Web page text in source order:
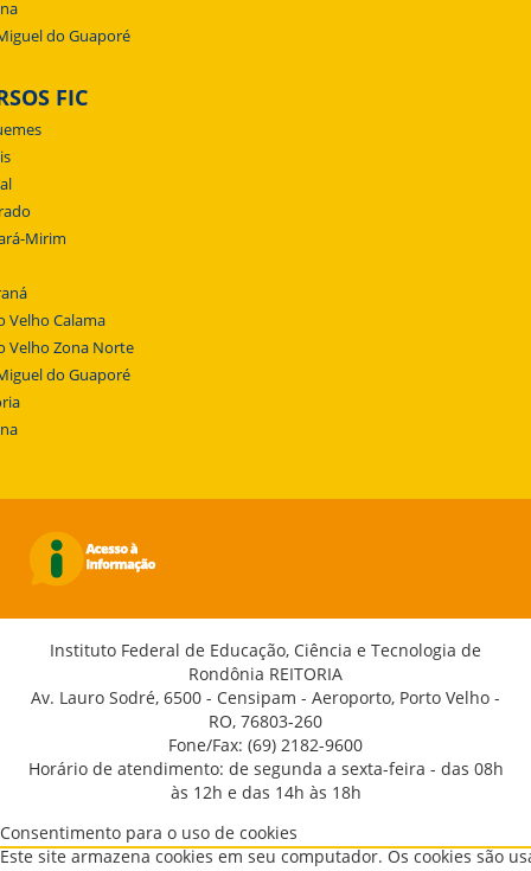
do Guaporé
FIC
Mirim
Velho Calama
Velho Zona Norte
do Guaporé
Instituto Federal de Educação, Ciência e Tecnologia de
Rondônia REITORIA
Av. Lauro Sodré, 6500 - Censipam - Aeroporto, Porto Velho -
RO, 76803-260
Fone/Fax: (69) 2182-9600
Horário de atendimento: de segunda a sexta-feira - das 08h
às 12h e das 14h às 18h
Consentimento para o uso de cookies
Este site armazena cookies em seu computador. Os cookies são